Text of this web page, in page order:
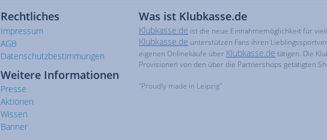
Was ist Klubkasse.de
Klubkasse.de ist die neue Einnahmemöglichkeit für
Klubkasse.de unterstützen Fans ihren
eigenen Onlinekäufe über Klubkasse.de tätigen. Die
Provisionen von den über die Partnershops getätigten
"Proudly made in Leipzig"
Rechtliches
Impressum
AGB
Datenschutzbestimmungen
Weitere Informationen
Presse
Aktionen
Wissen
Banner